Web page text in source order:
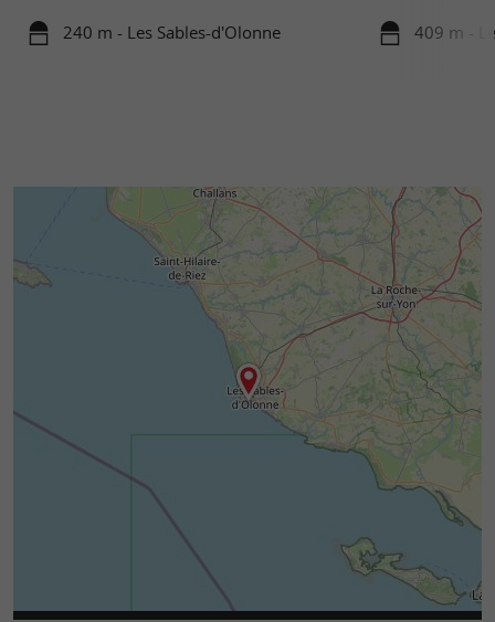
240 m - Les Sables-d'Olonne 409 m -